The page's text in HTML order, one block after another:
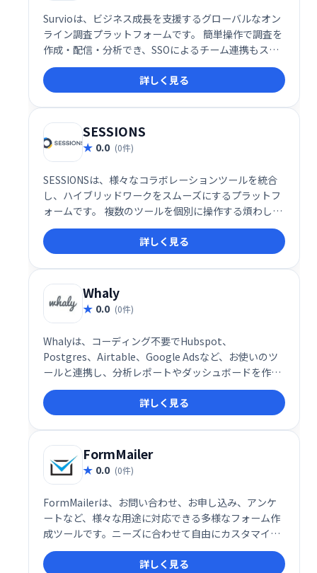
Survioは、ビジネス成長を支援するグローバルなオン
ライン調査プラットフォームです。 簡単操作で調査を
作成・配信・分析でき、SSOによるチーム連携もスム
ーズ。API連携やZapier統合でワークフローを自動
化、BIダッシュボードでデータを可視化できます。17
言語対応、100以上のテンプレートも用意。ISO27001
認証取得済みで、GDPRにも準拠しています。
詳しく見る
SESSIONS
0.0 (0件)
SESSIONSは、様々なコラボレーションツールを統合
し、ハイブリッドワークをスムーズにするプラットフ
ォームです。 複数のツールを個別に操作する煩わしさ
を解消し、1つの場所で全てのコミュニケーションを
管理できます。 効率的な情報共有と円滑なチームワー
クを実現し、生産性の向上に貢献します。
詳しく見る
Whaly
0.0 (0件)
Whalyは、コーディング不要でHubspot、
Postgres、Airtable、Google Adsなど、お使いのツ
ールと連携し、分析レポートやダッシュボードを作成
できるビジネス向けツールです。データは自動同期さ
れるため、複数のデータソースを横断したレポート作
成や、効果的なダッシュボード設計が可能です。ビジ
ネスチームの生産性向上に貢献します。
詳しく見る
FormMailer
0.0 (0件)
FormMailerは、お問い合わせ、お申し込み、アンケ
ートなど、様々な用途に対応できる多様なフォーム作
成ツールです。ニーズに合わせて自由にカスタマイズ
し、効率的な情報収集を実現します。アイデア次第で
幅広い活用が可能です。詳しく見る